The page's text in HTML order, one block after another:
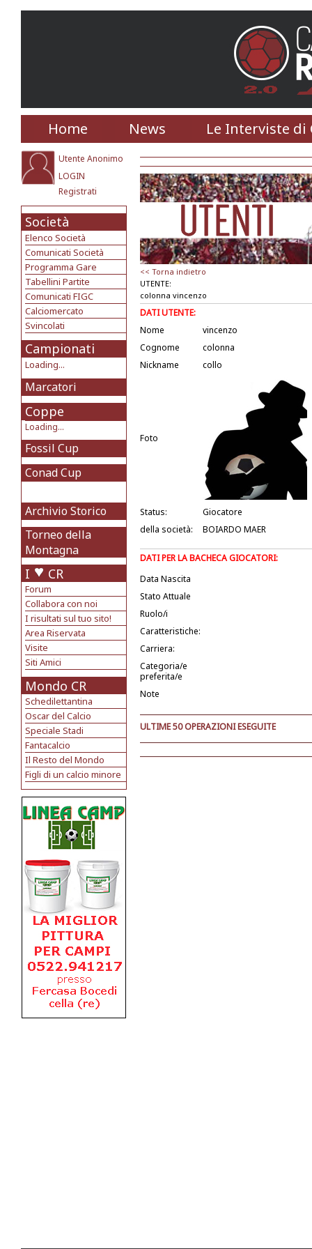
Home News Le Interviste di
Utente Anonimo
LOGIN
Registrati
Società
Elenco Società
Comunicati Società
Programma Gare
Tabellini Partite
Comunicati FIGC
Calciomercato
Svincolati
Campionati
Loading...
Marcatori
Coppe
Loading...
Fossil Cup
Conad Cup
Archivio Storico
Torneo della
Montagna
I CR
Forum
Collabora con noi
I risultati sul tuo sito!
Area Riservata
Visite
Siti Amici
Mondo CR
Schedilettantina
Oscar del Calcio
Speciale Stadi
Fantacalcio
Il Resto del Mondo
Figli di un calcio minore
<< Torna indietro
UTENTE:
colonna vincenzo
DATI UTENTE:
Nome
vincenzo
Cognome
colonna
Nickname
collo
Foto
Status:
Giocatore
della società:
BOIARDO MAER
DATI PER LA BACHECA GIOCATORI:
Data Nascita
Stato Attuale
Ruolo/i
Caratteristiche:
Carriera:
Categoria/e
preferita/e
Note
ULTIME 50 OPERAZIONI ESEGUITE